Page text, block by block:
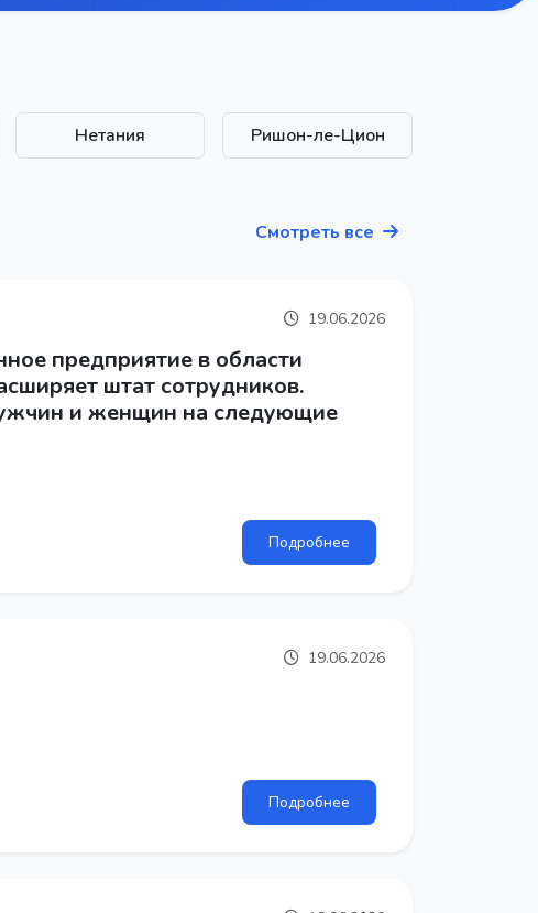
Нетания Ришон-ле-Цион
Смотреть все
19.06.2026
предприятие в области
штат сотрудников.
и женщин на следующие
Подробнее
19.06.2026
Подробнее